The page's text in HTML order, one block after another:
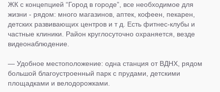
ЖК с концепцией “Город в городе”, все необходимое для
жизни - рядом: много магазинов, аптек, кофеен, пекарен,
детских развивающих центров и т д. Есть фитнес-клубы и
частные клиники. Район круглосуточно охраняется, везде
видеонаблюдение.
— Удобное местоположение: одна станция от ВДНХ, рядом
большой благоустроенный парк с прудами, детскими
площадками и велодорожками.